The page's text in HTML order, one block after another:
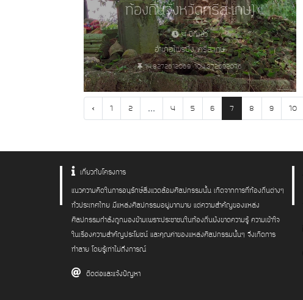
ท้องถิ่นจังหวัดศรีสะเกษ)
4 ปีที่แล้ว
อำเภอไพรบึง, ศรีสะเกษ
14.8272612069, 104.372692076
‹ 1 2 ... 4 5 6 7 8 9 10
เกี่ยวกับโครงการ
แนวความคิดในการอนุรักษ์สิ่งแวดล้อมศิลปกรรมนั้น เกิดจากการที่ท้องถิ่นต่างๆ
ทั่วประเทศไทย มีแหล่งศิลปกรรมอยู่มากมาย แต่ความสำคัญของแหล่ง
ศิลปกรรมกำลังถูกมองข้ามเพราะประชาชนในท้องถิ่นยังขาดความรู้ ความเข้าใจ
ในเรื่องความสำคัญประโยชน์ และคุณค่าของแหล่งศิลปกรรมนั้นๆ จึงเกิดการ
ทำลาย โดยรู้เท่าไม่ถึงการณ์
ติดต่อและแจ้งปัญหา